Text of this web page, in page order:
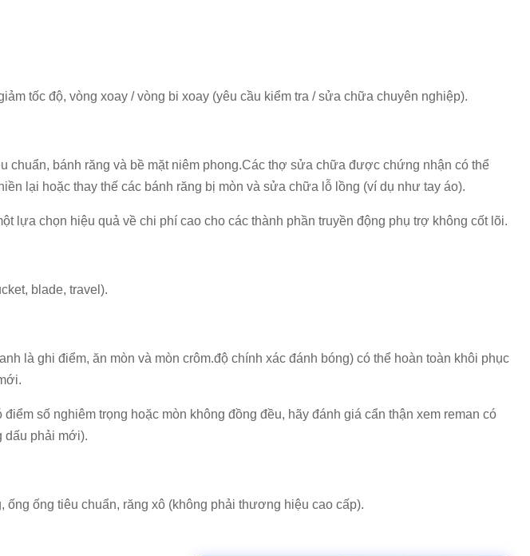
tốc độ, vòng xoay / vòng bi xoay (yêu cầu kiểm tra / sửa chữa chuyên nghiệp).
bánh răng và bề mặt niêm phong.Các thợ sửa chữa được chứng nhận có thể
lại hoặc thay thế các bánh răng bị mòn và sửa chữa lỗ lồng (ví dụ như tay áo).
lựa chọn hiệu quả về chi phí cao cho các thành phần truyền động phụ trợ không cốt lõi.
blade, travel).
là ghi điểm, ăn mòn và mòn crôm.độ chính xác đánh bóng) có thể hoàn toàn khôi phục
số nghiêm trọng hoặc mòn không đồng đều, hãy đánh giá cẩn thận xem reman có
dấu phải mới).
ống tiêu chuẩn, răng xô (không phải thương hiệu cao cấp).